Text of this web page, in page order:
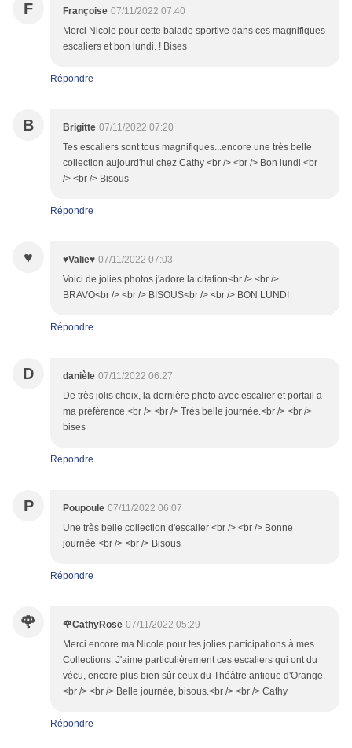
F Françoise 07/11/2022 07:40
Merci Nicole pour cette balade sportive dans ces magnifiques
escaliers et bon lundi. ! Bises
Répondre
B Brigitte 07/11/2022 07:20
Tes escaliers sont tous magnifiques...encore une très belle
collection aujourd'hui chez Cathy <br /> <br /> Bon lundi <br
/> <br /> Bisous
Répondre
♥ ♥Valie♥ 07/11/2022 07:03
Voici de jolies photos j'adore la citation<br /> <br />
BRAVO<br /> <br /> BISOUS<br /> <br /> BON LUNDI
Répondre
D danièle 07/11/2022 06:27
De très jolis choix, la dernière photo avec escalier et portail a
ma préférence.<br /> <br /> Très belle journée.<br /> <br />
bises
Répondre
P Poupoule 07/11/2022 06:07
Une très belle collection d'escalier <br /> <br /> Bonne
journée <br /> <br /> Bisous
Répondre
🌹 🌹CathyRose 07/11/2022 05:29
Merci encore ma Nicole pour tes jolies participations à mes
Collections. J'aime particulièrement ces escaliers qui ont du
vécu, encore plus bien sûr ceux du Théâtre antique d'Orange.
<br /> <br /> Belle journée, bisous.<br /> <br /> Cathy​
Répondre